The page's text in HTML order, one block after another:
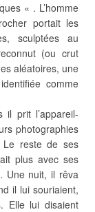
« . L’homme
portait les
sculptées au
(ou crut
aléatoires, une
comme
prit l’appareil-
photographies
Le reste de ses
plus avec ses
Une nuit, il rêva
il lui souriaient,
Elle lui disaient